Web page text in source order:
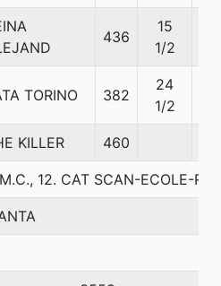
436
15
1/2
TORINO 382
24
1/2
KILLER 460
12. CAT SCAN-ECOLE-